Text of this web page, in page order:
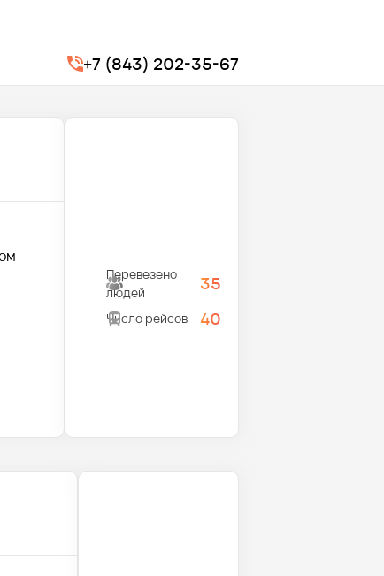
+7 (843) 202-35-67
Перевезено
людей
35
Число рейсов 40